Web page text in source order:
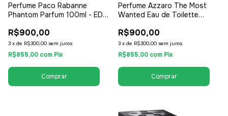
Perfume Paco Rabanne
Phantom Parfum 100ml - EDP
R$900,00
3 x de R$300,00 sem juros
R$855,00 com Pix
Perfume Azzaro The Most
Wanted Eau de Toilette
Toilette - Masculino
R$900,00
3 x de R$300,00 sem juros
R$855,00 com Pix